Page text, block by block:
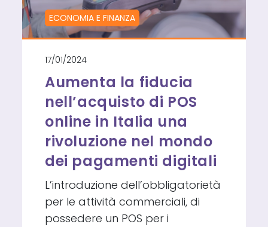
ECONOMIA E FINANZA
17/01/2024
Aumenta la fiducia
nell’acquisto di POS
online in Italia una
rivoluzione nel mondo
dei pagamenti digitali
L’introduzione dell’obbligatorietà
per le attività commerciali, di
possedere un POS per i